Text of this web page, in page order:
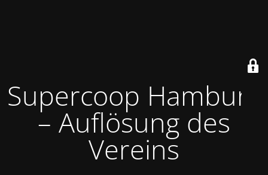
Supercoop Hamburg
– Auflösung des
Vereins